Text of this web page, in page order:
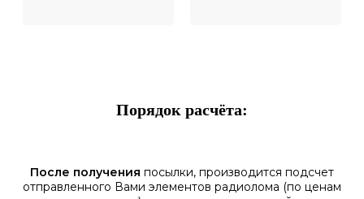
Порядок расчёта:
После получения посылки, производится подсчет
отправленного Вами элементов радиолома (по ценам